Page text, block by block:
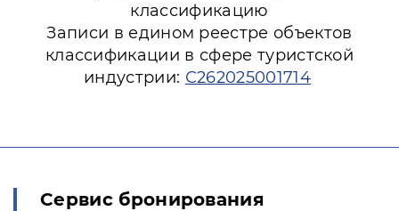
классификацию
Записи в едином реестре объектов
классификации в сфере туристской
индустрии: С262025001714
Сервис бронирования